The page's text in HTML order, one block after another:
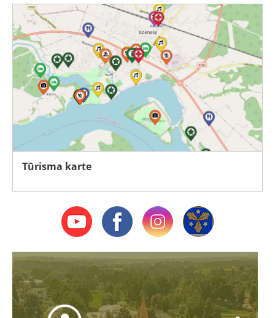
Tūrisma karte